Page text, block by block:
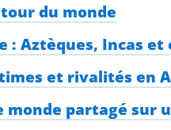
du monde
: Aztèques, Incas
et rivalités en
monde partagé sur